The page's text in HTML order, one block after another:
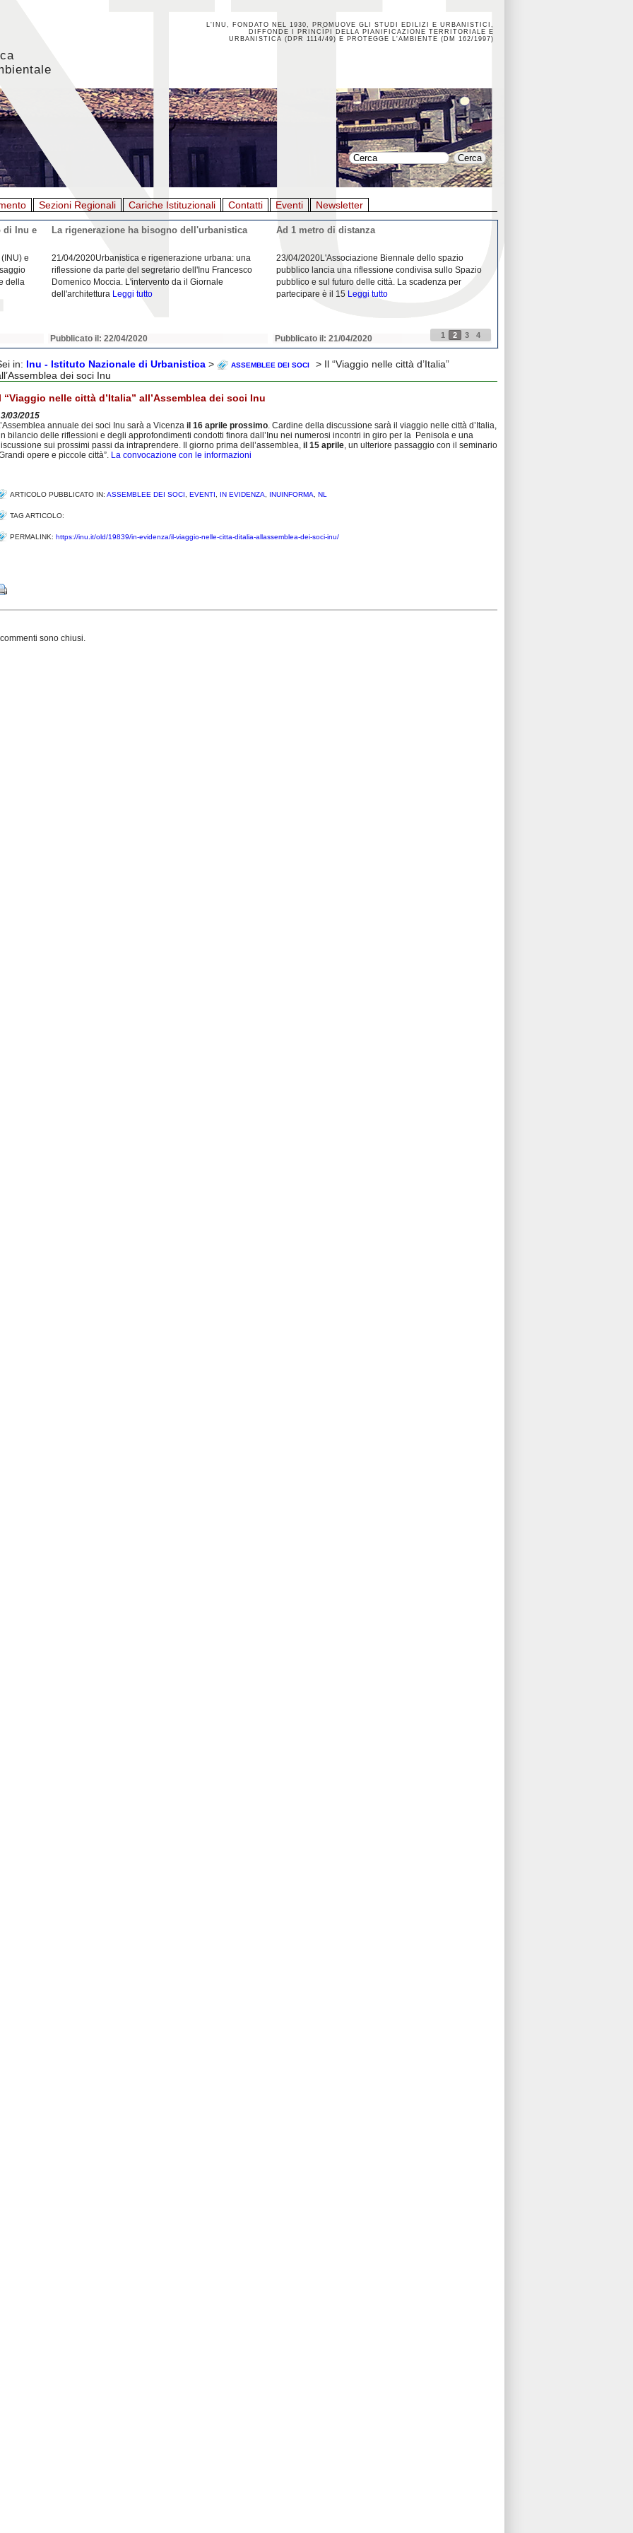
L'INU, FONDATO NEL 1930, PROMUOVE GLI STUDI EDILIZI E URBANISTICI,
DIFFONDE I PRINCÌPI DELLA PIANIFICAZIONE TERRITORIALE E
URBANISTICA (DPR 1114/49) E PROTEGGE L'AMBIENTE (DM 162/1997)
Sezioni Regionali Cariche Istituzionali Contatti Eventi Newsletter
di Inu e
e
della
La rigenerazione ha bisogno dell'urbanistica
21/04/2020Urbanistica e rigenerazione urbana: una
riflessione da parte del segretario dell'Inu Francesco
Domenico Moccia. L'intervento da il Giornale
dell'architettura Leggi tutto
Pubblicato il: 22/04/2020
Ad 1 metro di distanza
23/04/2020L'Associazione Biennale dello spazio
pubblico lancia una riflessione condivisa sullo Spazio
pubblico e sul futuro delle città. La scadenza per
partecipare è il 15 Leggi tutto
Pubblicato il: 21/04/2020 1 2 3 4
in: Inu - Istituto Nazionale di Urbanistica > ASSEMBLEE DEI SOCI
> Il “Viaggio nelle città d’Italia”
dei soci Inu
“Viaggio nelle città d’Italia” all’Assemblea dei soci Inu
03/2015
annuale dei soci Inu sarà a Vicenza il 16 aprile prossimo. Cardine della discussione sarà il viaggio nelle città d’Italia,
bilancio delle riflessioni e degli approfondimenti condotti finora dall’Inu nei numerosi incontri in giro per la Penisola e una
sui prossimi passi da intraprendere. Il giorno prima dell’assemblea, il 15 aprile, un ulteriore passaggio con il seminario
opere e piccole città”. La convocazione con le informazioni
ARTICOLO PUBBLICATO IN: ASSEMBLEE DEI SOCI EVENTI IN EVIDENZA INUINFORMA NL
TAG ARTICOLO:
PERMALINK: https://inu.it/old/19839/in-evidenza/il-viaggio-nelle-citta-ditalia-allassemblea-dei-soci-inu/
sono chiusi.